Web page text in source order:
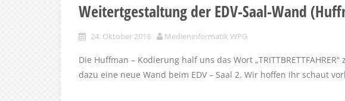
Weitertgestaltung der EDV-Saal-Wand
24. Oktober 2016 Medieninformatik WPG
Die Huffman – Kodierung half uns das Wort
dazu eine neue Wand beim EDV – Saal 2. Wir hoffen ihr schaut